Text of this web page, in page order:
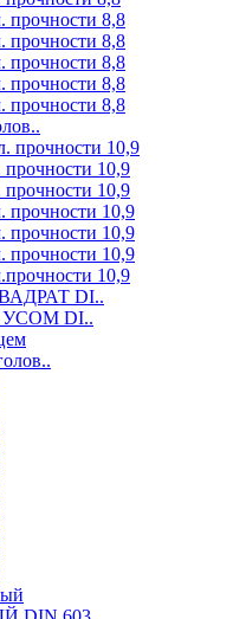
прочности 8,8
прочности 8,8
прочности 8,8
прочности 8,8
прочности 8,8
прочности 10,9
10,9
10,9
прочности 10,9
прочности 10,9
прочности 10,9
10,9
DI..
DI..